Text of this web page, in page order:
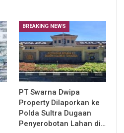
BREAKING NEWS
PT Swarna Dwipa
Property Dilaporkan ke
Polda Sultra Dugaan
Penyerobotan Lahan di…